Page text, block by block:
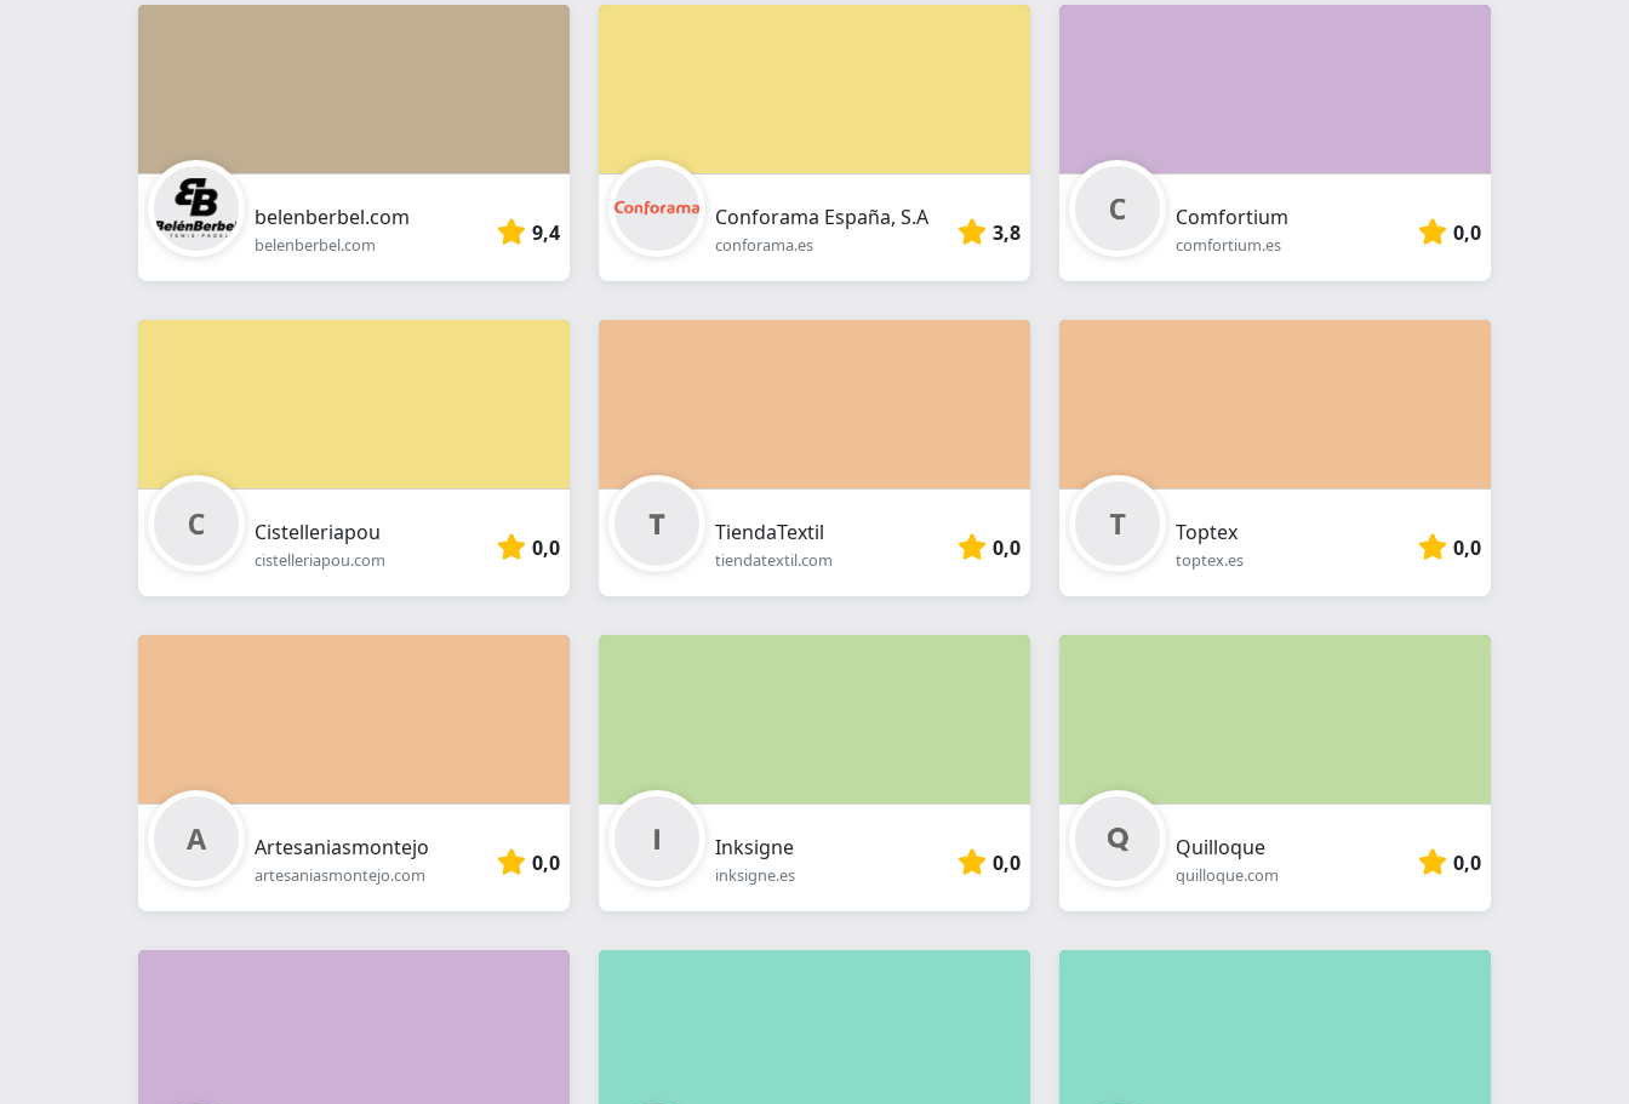
belenberbel.com
belenberbel.com 9,4
Conforama España, S.A
conforama.es 3,8
Comfortium
comfortium.es 0,0
Cistelleriapou
cistelleriapou.com 0,0
TiendaTextil
tiendatextil.com 0,0
Toptex
toptex.es 0,0
Artesaniasmontejo
artesaniasmontejo.com 0,0
Inksigne
inksigne.es 0,0
Quilloque
quilloque.com 0,0